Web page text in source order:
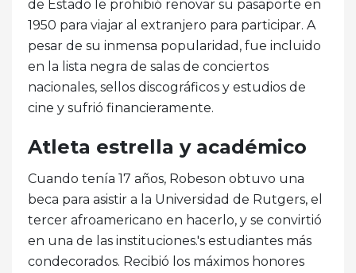
de Estado le prohibió renovar su pasaporte en
1950 para viajar al extranjero para participar. A
pesar de su inmensa popularidad, fue incluido
en la lista negra de salas de conciertos
nacionales, sellos discográficos y estudios de
cine y sufrió financieramente.
Atleta estrella y académico
Cuando tenía 17 años, Robeson obtuvo una
beca para asistir a la Universidad de Rutgers, el
tercer afroamericano en hacerlo, y se convirtió
en una de las instituciones.'s estudiantes más
condecorados. Recibió los máximos honores